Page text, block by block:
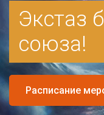
Экстаз
союза!
Расписание